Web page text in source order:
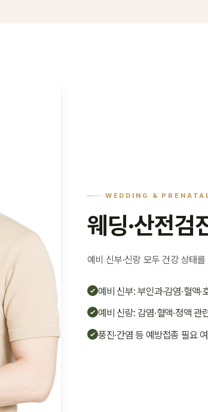
WEDDING &
웨딩·산전검
예비 신부·신랑 모두 건강 상태
예비 신부: 부인과·감염·혈액·
예비 신랑: 감염·혈액·정액 관
풍진·간염 등 예방접종 필요